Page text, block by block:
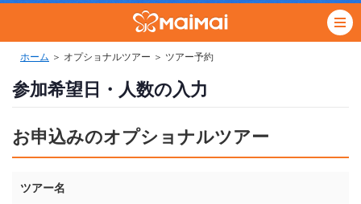
ホーム ＞ オプショナルツアー ＞ ツアー予約
参加希望日・人数の入力
お申込みのオプショナルツアー
ツアー名